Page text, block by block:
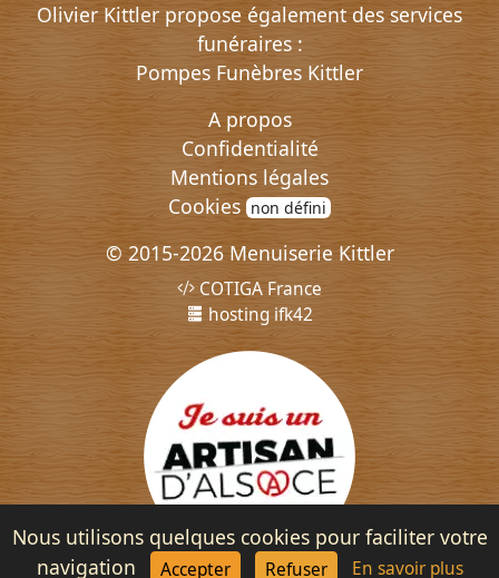
Olivier Kittler propose également des services
funéraires :
Pompes Funèbres Kittler
A propos
Confidentialité
Mentions légales
Cookies non défini
© 2015-2026 Menuiserie Kittler
COTIGA France
hosting ifk42
Nous utilisons quelques cookies pour faciliter votre
navigation
Accepter Refuser En savoir plus